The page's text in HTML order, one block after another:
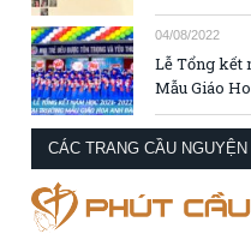
04/08/2022
Lễ Tổng kết
Mẫu Giáo
CÁC TRANG CẦU NGUYỆN